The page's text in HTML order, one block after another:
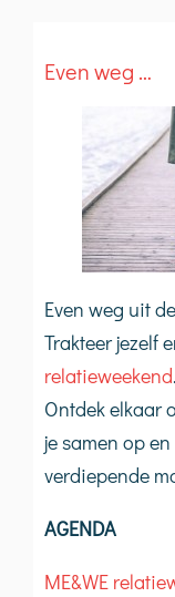
Even weg …
Even weg uit
Trakteer jezelf
relatieweekend.
Ontdek elkaar
je samen op
verdiepende
AGENDA
ME&WE